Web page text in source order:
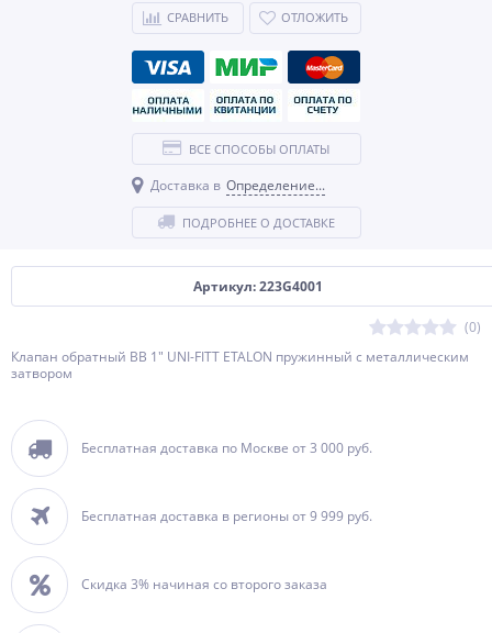
Артикул: 223G4001
(0)
Клапан обратный BВ 1" UNI-FITT ETALON пружинный с металлическим
затвором
Бесплатная доставка по Москве от 3 000 руб.
Бесплатная доставка в регионы от 9 999 руб.
Скидка 3% начиная со второго заказа
СРАВНИТЬ ОТЛОЖИТЬ
ВСЕ СПОСОБЫ ОПЛАТЫ
Доставка в Определение...
ПОДРОБНЕЕ О ДОСТАВКЕ